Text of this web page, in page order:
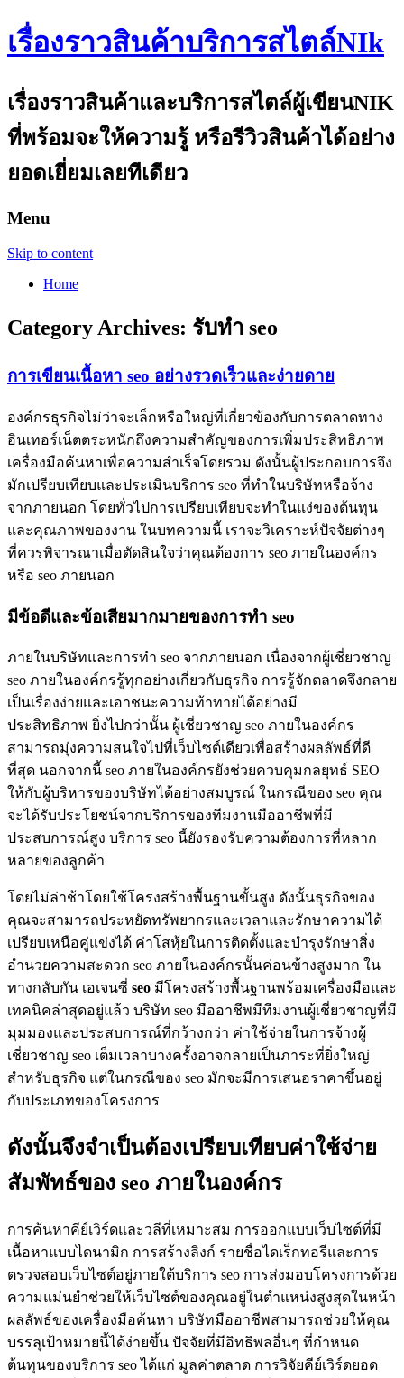
เรื่องราวสินค้าบริการสไตล์NIk
เรื่องราวสินค้าและบริการสไตล์ผู้เขียนNIK
ที่พร้อมจะให้ความรู้ หรือรีวิวสินค้าได้อย่าง
ยอดเยี่ยมเลยทีเดียว
Menu
Skip to content
Home
Category Archives: รับทำ seo
การเขียนเนื้อหา seo อย่างรวดเร็วและง่ายดาย
องค์กรธุรกิจไม่ว่าจะเล็กหรือใหญ่ที่เกี่ยวข้องกับการตลาดทาง
อินเทอร์เน็ตตระหนักถึงความสำคัญของการเพิ่มประสิทธิภาพ
เครื่องมือค้นหาเพื่อความสำเร็จโดยรวม ดังนั้นผู้ประกอบการจึง
มักเปรียบเทียบและประเมินบริการ seo ที่ทำในบริษัทหรือจ้าง
จากภายนอก โดยทั่วไปการเปรียบเทียบจะทำในแง่ของต้นทุน
และคุณภาพของงาน ในบทความนี้ เราจะวิเคราะห์ปัจจัยต่างๆ
ที่ควรพิจารณาเมื่อตัดสินใจว่าคุณต้องการ seo ภายในองค์กร
หรือ seo ภายนอก
มีข้อดีและข้อเสียมากมายของการทำ seo
ภายในบริษัทและการทำ seo จากภายนอก เนื่องจากผู้เชี่ยวชาญ
seo ภายในองค์กรรู้ทุกอย่างเกี่ยวกับธุรกิจ การรู้จักตลาดจึงกลาย
เป็นเรื่องง่ายและเอาชนะความท้าทายได้อย่างมี
ประสิทธิภาพ ยิ่งไปกว่านั้น ผู้เชี่ยวชาญ seo ภายในองค์กร
สามารถมุ่งความสนใจไปที่เว็บไซต์เดียวเพื่อสร้างผลลัพธ์ที่ดี
ที่สุด นอกจากนี้ seo ภายในองค์กรยังช่วยควบคุมกลยุทธ์ SEO
ให้กับผู้บริหารของบริษัทได้อย่างสมบูรณ์ ในกรณีของ seo คุณ
จะได้รับประโยชน์จากบริการของทีมงานมืออาชีพที่มี
ประสบการณ์สูง บริการ seo นี้ยังรองรับความต้องการที่หลาก
หลายของลูกค้า
โดยไม่ล่าช้าโดยใช้โครงสร้างพื้นฐานขั้นสูง ดังนั้นธุรกิจของ
คุณจะสามารถประหยัดทรัพยากรและเวลาและรักษาความได้
เปรียบเหนือคู่แข่งได้ ค่าโสหุ้ยในการติดตั้งและบำรุงรักษาสิ่ง
อำนวยความสะดวก seo ภายในองค์กรนั้นค่อนข้างสูงมาก ใน
ทางกลับกัน เอเจนซี่ seo มีโครงสร้างพื้นฐานพร้อมเครื่องมือและ
เทคนิคล่าสุดอยู่แล้ว บริษัท seo มืออาชีพมีทีมงานผู้เชี่ยวชาญที่มี
มุมมองและประสบการณ์ที่กว้างกว่า ค่าใช้จ่ายในการจ้างผู้
เชี่ยวชาญ seo เต็มเวลาบางครั้งอาจกลายเป็นภาระที่ยิ่งใหญ่
สำหรับธุรกิจ แต่ในกรณีของ seo มักจะมีการเสนอราคาขึ้นอยู่
กับประเภทของโครงการ
ดังนั้นจึงจำเป็นต้องเปรียบเทียบค่าใช้จ่าย
สัมพัทธ์ของ seo ภายในองค์กร
การค้นหาคีย์เวิร์ดและวลีที่เหมาะสม การออกแบบเว็บไซต์ที่มี
เนื้อหาแบบไดนามิก การสร้างลิงก์ รายชื่อไดเร็กทอรีและการ
ตรวจสอบเว็บไซต์อยู่ภายใต้บริการ seo การส่งมอบโครงการด้วย
ความแม่นยำช่วยให้เว็บไซต์ของคุณอยู่ในตำแหน่งสูงสุดในหน้า
ผลลัพธ์ของเครื่องมือค้นหา บริษัทมืออาชีพสามารถช่วยให้คุณ
บรรลุเป้าหมายนี้ได้ง่ายขึ้น ปัจจัยที่มีอิทธิพลอื่นๆ ที่กำหนด
ต้นทุนของบริการ seo ได้แก่ มูลค่าตลาด การวิจัยคีย์เวิร์ดยอด